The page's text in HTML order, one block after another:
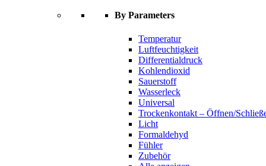
By Parameters
Temperatur
Luftfeuchtigkeit
Differentialdruck
Kohlendioxid
Sauerstoff
Wasserleck
Universal
Trockenkontakt – Öffnen/
Licht
Formaldehyd
Fühler
Zubehör